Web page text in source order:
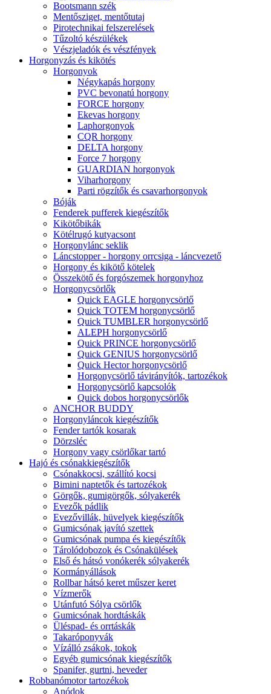
Bootsmann szék
Mentősziget, mentőtutaj
Pirotechnikai felszerelések
Tűzoltó készülékek
Vészjeladók és vészfények
Horgonyzás és kikötés
Horgonyok
Négykapás horgony
PVC bevonatú horgony
FORCE horgony
Ekevas horgony
Laphorgonyok
CQR horgony
DELTA horgony
Force 7 horgony
GUARDIAN horgonyok
Viharhorgony
Parti rögzítők és csavarhorgonyok
Bóják
Fenderek pufferek kiegészítők
Kikötőbikák
Kötélrugó kutyacsont
Horgonylánc seklik
Láncstopper - horgony orrcsiga - láncvezető
Horgony és kikötő kötelek
Összekötő és forgószemek horgonyhoz
Horgonycsörlők
Quick EAGLE horgonycsörlő
Quick TOTEM horgonycsörlő
Quick TUMBLER horgonycsörlő
ALEPH horgonycsörlő
Quick PRINCE horgonycsörlő
Quick GENIUS horgonycsörlő
Quick Hector horgonycsörlő
Horgonycsörlő távirányítók, tartozékok
Horgonycsörlő kapcsolók
Quick dobos horgonycsörlők
ANCHOR BUDDY
Horgonyláncok kiegészítők
Fender tartók kosarak
Dörzsléc
Horgony vagy csörlőkar tartó
Hajó és csónakkiegészítők
Csónakkocsi, szállító kocsi
Bimini naptetők és tartozékok
Görgők, gumigörgők, sólyakerék
Evezők pádlik
Evezővillák, hüvelyek kiegészítők
Gumicsónak javító szettek
Gumicsónak pumpa és kiegészítők
Tárolódobozok és Csónakülések
Első és hátsó vonókerék sólyakerék
Kormányállások
Rollbar hátsó keret műszer keret
Vízmerők
Utánfutó Sólya csörlők
Gumicsónak hordtáskák
Üléspad- és orrtáskák
Takaróponyvák
Vízálló zsákok, tokok
Egyéb gumicsónak kiegészítők
Spanifer, gurtni, heveder
Robbanómotor tartozékok
Anódok